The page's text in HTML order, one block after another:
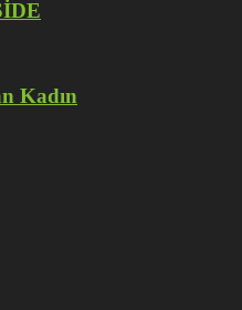
Kadın